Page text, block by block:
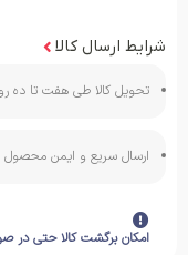
شرایط ارسال کالا
تحویل کالا طی هفت تا ده
ارسال سریع و ایمن محصول
امکان برگشت کالا حتی در